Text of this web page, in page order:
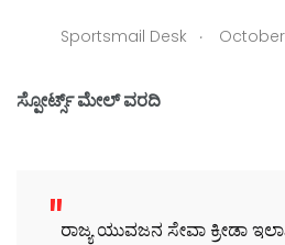
Sportsmail Desk . October
ಸ್ಪೋರ್ಟ್ಸ್ ಮೇಲ್ ವರದಿ
ರಾಜ್ಯ ಯುವಜನ ಸೇವಾ ಕ್ರೀಡಾ